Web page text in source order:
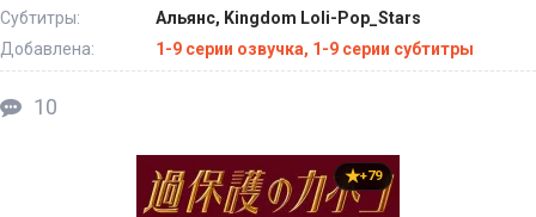
Субтитры:
Альянс, Kingdom Loli-Pop_Stars
Добавлена:
1-9 серии озвучка, 1-9 серии субтитры
10
+79